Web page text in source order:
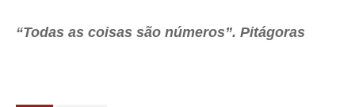
“Todas as coisas são números”. Pitágoras